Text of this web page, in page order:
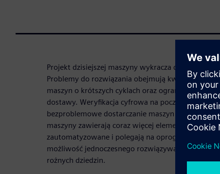
Projekt dzisiejszej maszyny wykracza daleko poza
Problemy do rozwiązania obejmują kwestie takie
maszyn o krótszych cyklach oraz ograniczenie
dostawy. Weryfikacja cyfrowa na początkowym
bezproblemowe dostarczanie maszyn klientom.
maszyny zawierają coraz więcej elementów
zautomatyzowane i polegają na oprogramowaniu,
możliwość jednoczesnego rozwiązywania
rożnych dziedzin.